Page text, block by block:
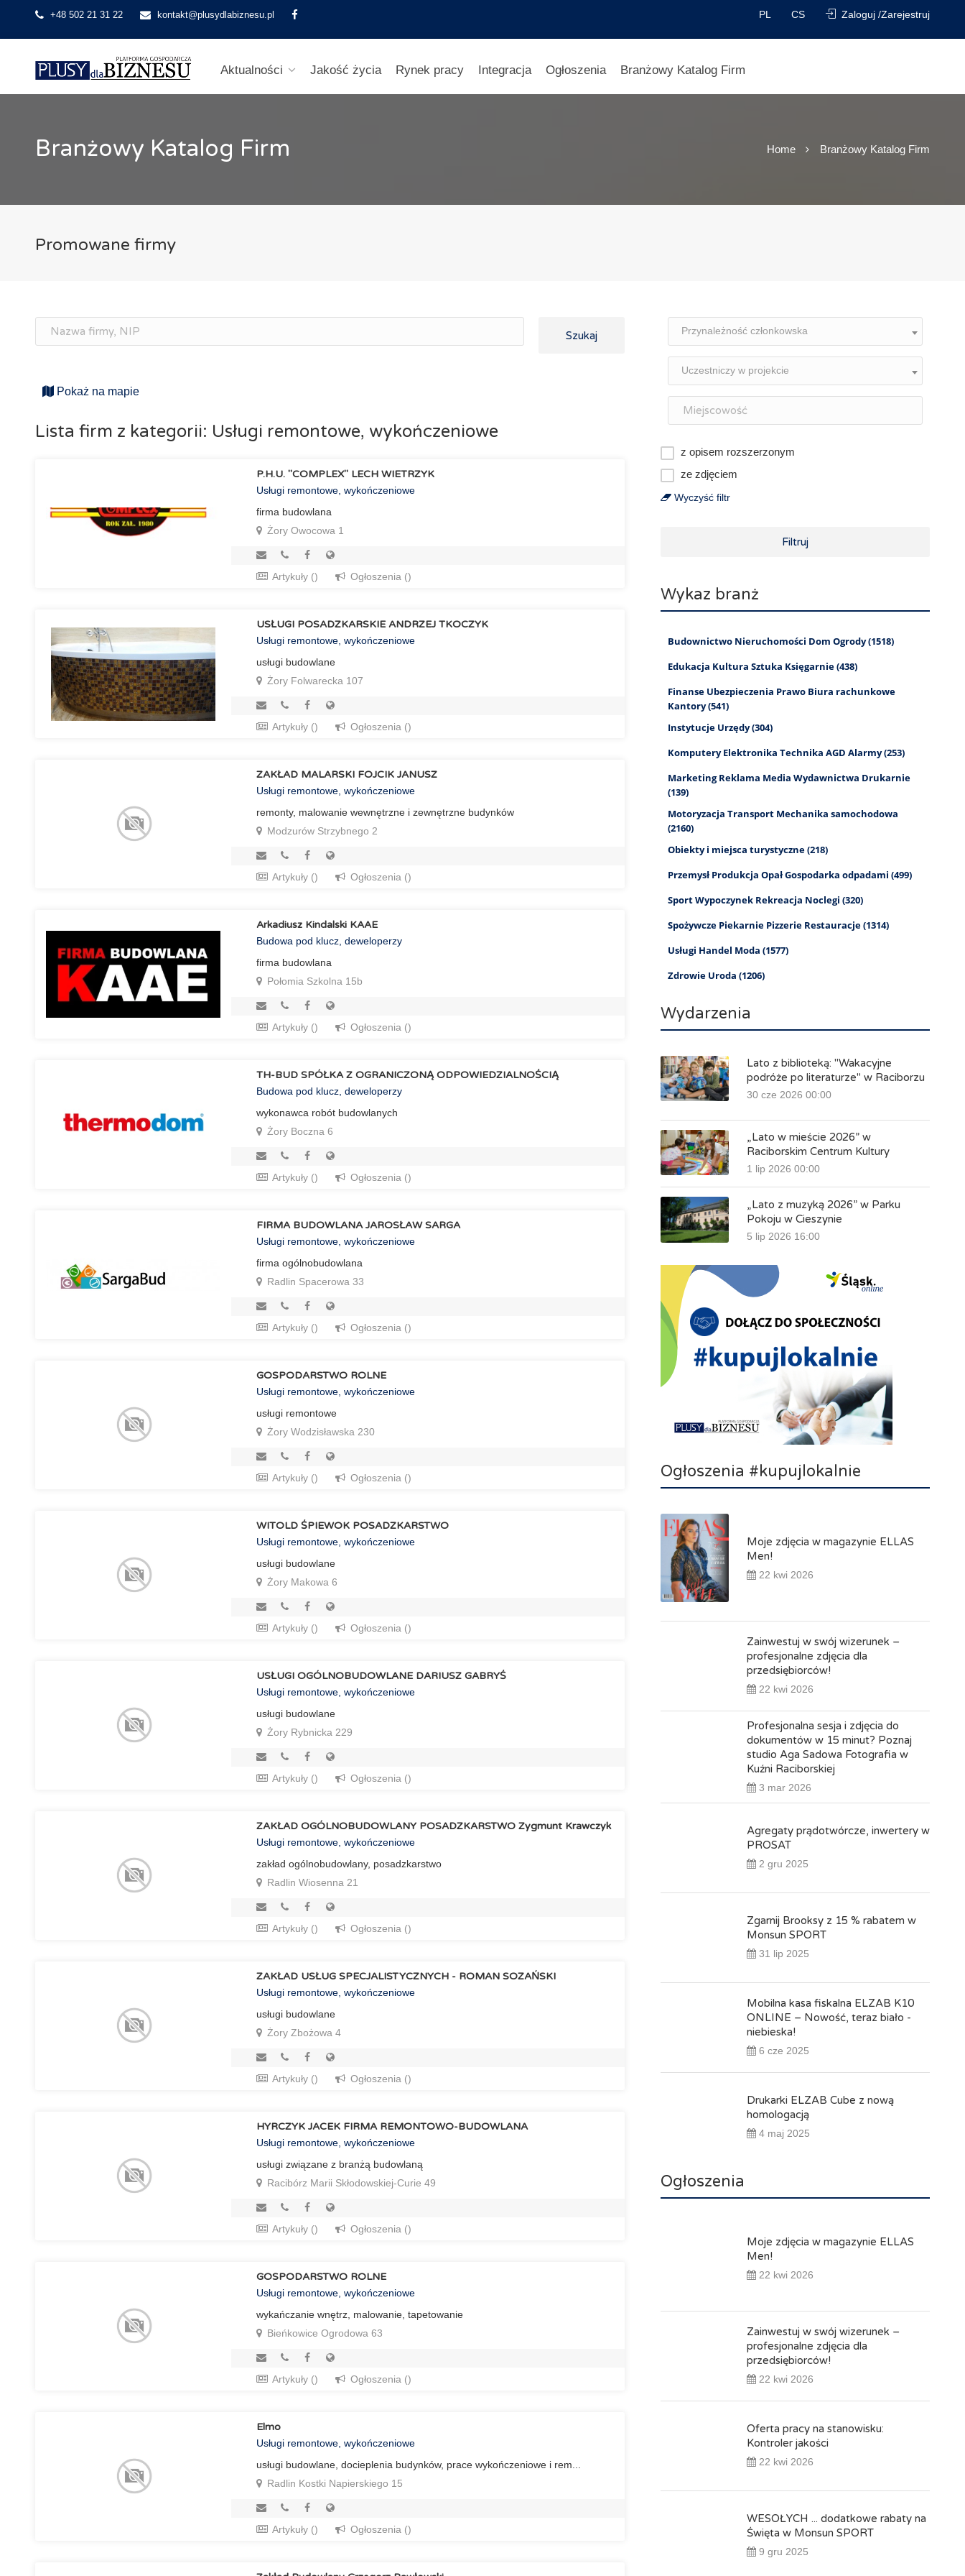
+48 502 21 31 22 kontakt@plusydlabiznesu.pl PL CS Zaloguj /Zarejestruj
Aktualności Jakość życia Rynek pracy Integracja Ogłoszenia Branżowy Katalog Firm
Branżowy Katalog Firm Home Branżowy Katalog Firm
Promowane firmy
Szukaj
Pokaż na mapie
Lista firm z kategorii: Usługi remontowe, wykończeniowe
P.H.U. "COMPLEX" LECH WIETRZYK
Usługi remontowe, wykończeniowe
firma budowlana
Żory Owocowa 1
Artykuły () Ogłoszenia ()
USŁUGI POSADZKARSKIE ANDRZEJ TKOCZYK
Usługi remontowe, wykończeniowe
usługi budowlane
Żory Folwarecka 107
Artykuły () Ogłoszenia ()
ZAKŁAD MALARSKI FOJCIK JANUSZ
Usługi remontowe, wykończeniowe
remonty, malowanie wewnętrzne i zewnętrzne budynków
Modzurów Strzybnego 2
Artykuły () Ogłoszenia ()
Arkadiusz Kindalski KAAE
Budowa pod klucz, deweloperzy
firma budowlana
Połomia Szkolna 15b
Artykuły () Ogłoszenia ()
TH-BUD SPÓŁKA Z OGRANICZONĄ ODPOWIEDZIALNOŚCIĄ
Budowa pod klucz, deweloperzy
wykonawca robót budowlanych
Żory Boczna 6
Artykuły () Ogłoszenia ()
FIRMA BUDOWLANA JAROSŁAW SARGA
Usługi remontowe, wykończeniowe
firma ogólnobudowlana
Radlin Spacerowa 33
Artykuły () Ogłoszenia ()
GOSPODARSTWO ROLNE
Usługi remontowe, wykończeniowe
usługi remontowe
Żory Wodzisławska 230
Artykuły () Ogłoszenia ()
WITOLD ŚPIEWOK POSADZKARSTWO
Usługi remontowe, wykończeniowe
usługi budowlane
Żory Makowa 6
Artykuły () Ogłoszenia ()
USŁUGI OGÓLNOBUDOWLANE DARIUSZ GABRYŚ
Usługi remontowe, wykończeniowe
usługi budowlane
Żory Rybnicka 229
Artykuły () Ogłoszenia ()
ZAKŁAD OGÓLNOBUDOWLANY POSADZKARSTWO Zygmunt Krawczyk
Usługi remontowe, wykończeniowe
zakład ogólnobudowlany, posadzkarstwo
Radlin Wiosenna 21
Artykuły () Ogłoszenia ()
ZAKŁAD USŁUG SPECJALISTYCZNYCH - ROMAN SOZAŃSKI
Usługi remontowe, wykończeniowe
usługi budowlane
Żory Zbożowa 4
Artykuły () Ogłoszenia ()
HYRCZYK JACEK FIRMA REMONTOWO-BUDOWLANA
Usługi remontowe, wykończeniowe
usługi związane z branżą budowlaną
Racibórz Marii Skłodowskiej-Curie 49
Artykuły () Ogłoszenia ()
GOSPODARSTWO ROLNE
Usługi remontowe, wykończeniowe
wykańczanie wnętrz, malowanie, tapetowanie
Bieńkowice Ogrodowa 63
Artykuły () Ogłoszenia ()
Elmo
Usługi remontowe, wykończeniowe
usługi budowlane, docieplenia budynków, prace wykończeniowe i rem...
Radlin Kostki Napierskiego 15
Artykuły () Ogłoszenia ()
Przynależność członkowska
Uczestniczy w projekcie
z opisem rozszerzonym
ze zdjęciem
Wyczyść filtr
Filtruj
Wykaz branż
Budownictwo Nieruchomości Dom Ogrody (1518)
Edukacja Kultura Sztuka Księgarnie (438)
Finanse Ubezpieczenia Prawo Biura rachunkowe
Kantory (541)
Instytucje Urzędy (304)
Komputery Elektronika Technika AGD Alarmy (253)
Marketing Reklama Media Wydawnictwa Drukarnie
(139)
Motoryzacja Transport Mechanika samochodowa
(2160)
Obiekty i miejsca turystyczne (218)
Przemysł Produkcja Opał Gospodarka odpadami (499)
Sport Wypoczynek Rekreacja Noclegi (320)
Spożywcze Piekarnie Pizzerie Restauracje (1314)
Usługi Handel Moda (1577)
Zdrowie Uroda (1206)
Wydarzenia
Lato z biblioteką: "Wakacyjne
podróże po literaturze" w Raciborzu
30 cze 2026 00:00
„Lato w mieście 2026” w
Raciborskim Centrum Kultury
1 lip 2026 00:00
„Lato z muzyką 2026” w Parku
Pokoju w Cieszynie
5 lip 2026 16:00
Ogłoszenia #kupujlokalnie
Moje zdjęcia w magazynie ELLAS
Men!
22 kwi 2026
Zainwestuj w swój wizerunek –
profesjonalne zdjęcia dla
przedsiębiorców!
22 kwi 2026
Profesjonalna sesja i zdjęcia do
dokumentów w 15 minut? Poznaj
studio Aga Sadowa Fotografia w
Kuźni Raciborskiej
3 mar 2026
Agregaty prądotwórcze, inwertery w
PROSAT
2 gru 2025
Zgarnij Brooksy z 15 % rabatem w
Monsun SPORT
31 lip 2025
Mobilna kasa fiskalna ELZAB K10
ONLINE – Nowość, teraz biało -
niebieska!
6 cze 2025
Drukarki ELZAB Cube z nową
homologacją
4 maj 2025
Ogłoszenia
Moje zdjęcia w magazynie ELLAS
Men!
22 kwi 2026
Zainwestuj w swój wizerunek –
profesjonalne zdjęcia dla
przedsiębiorców!
22 kwi 2026
Oferta pracy na stanowisku:
Kontroler jakości
22 kwi 2026
WESOŁYCH ... dodatkowe rabaty na
Święta w Monsun SPORT
9 gru 2025